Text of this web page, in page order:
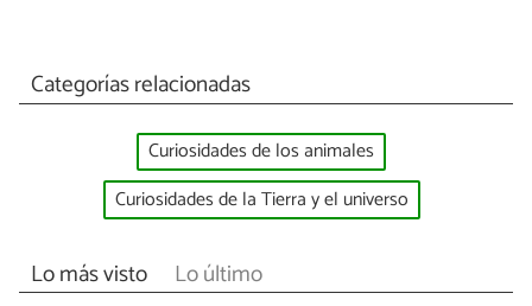
Categorías relacionadas
Curiosidades de los animales
Curiosidades de la Tierra y el universo
Lo más visto Lo último